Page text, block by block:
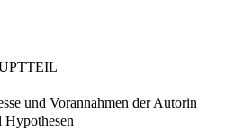
und Vorannahmen der Autorin
Hypothesen